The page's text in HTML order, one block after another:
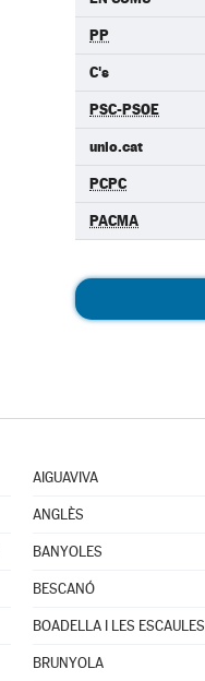
PP
C's
PSC-PSOE
unio.cat
PCPC
PACMA
AIGUAVIVA
ANGLÈS
BANYOLES
BESCANÓ
BOADELLA I LES ESCAULES
BRUNYOLA